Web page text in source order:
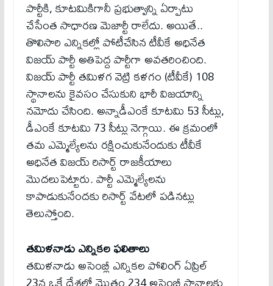
పార్టీకి, కూటమికిగానీ ప్రభుత్వాన్ని ఏర్పాటు
చేసేంత సాధారణ మెజార్టీ రాలేదు. అయితే..
తొలిసారి ఎన్నికల్లో పోటీచేసిన టీవీకే అధినేత
విజయ్ పార్టీ అతిపెద్ద పార్టీగా అవతరించింది.
విజయ్ పార్టీ తమిళగ వెట్రి కళగం (టీవీకే) 108
స్థానాలను కైవసం చేసుకుని భారీ విజయాన్ని
నమోదు చేసింది. అన్నాడీఎంకే కూటమి 53 సీట్లు,
డీఎంకే కూటమి 73 సీట్లు నెగ్గాయి. ఈ క్రమంలో
తమ ఎమ్మెల్యేలను రక్షించుకునేందుకు టీవీకే
అధినేత విజయ్ రిసార్ట్ రాజకీయాలు
మొదలుపెట్టారు. పార్టీ ఎమ్మెల్యేలను
కాపాడుకునేందకు రిసార్ట్ వేటలో పడినట్లు
తెలుస్తోంది.
తమిళనాడు ఎన్నికల ఫలితాలు
తమిళనాడు అసెంబ్లీ ఎన్నికల పోలింగ్ ఏప్రిల్